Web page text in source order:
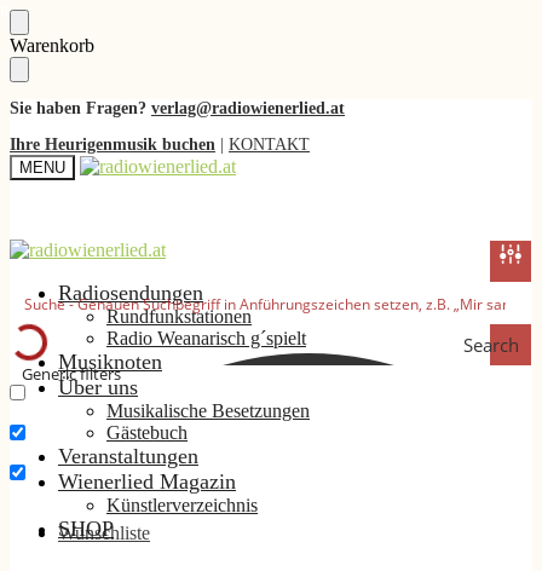
Skip
to
navigation
Skip
to
content
Warenkorb
Sie haben Fragen? verlag@radiowienerlied.at
Ihre Heurigenmusik buchen
KONTAKT
MENU
Search
Generic filters
Nur exakte Ergebnisse
Suche im Titel
Suche im Inhalt
Wunschliste
Radiosendungen
Rundfunkstationen
Radio Weanarisch g´spielt
Musiknoten
Über uns
Musikalische Besetzungen
Gästebuch
Veranstaltungen
Wienerlied Magazin
Künstlerverzeichnis
SHOP